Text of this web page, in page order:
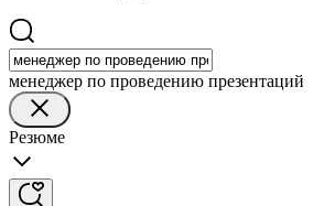
менеджер по проведению презентаций
Резюме